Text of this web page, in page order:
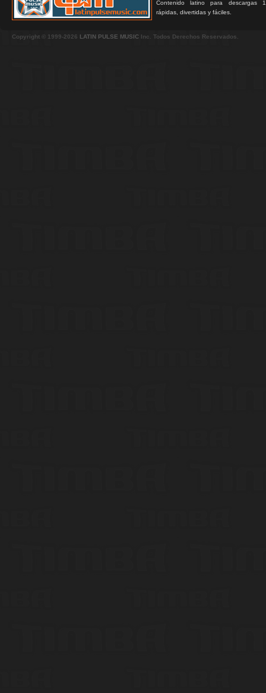
Contenido latino para descargas
rápidas, divertidas y fáciles.
Copyright © 1999-2026 LATIN PULSE MUSIC Inc. Todos Derechos Reservados.